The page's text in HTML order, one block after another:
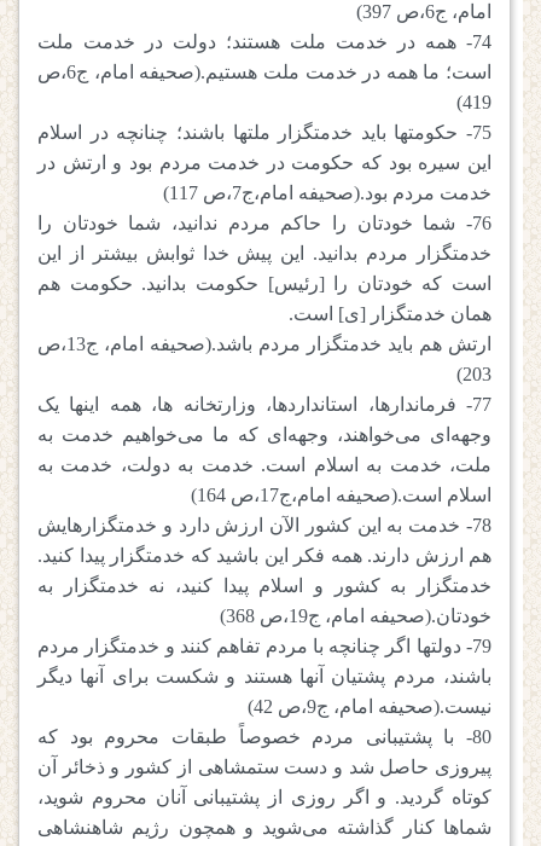
امام، ج6،ص 397)
74- همه در خدمت ملت هستند؛ دولت در خدمت ملت
است؛ ما همه در خدمت ملت هستیم.(صحیفه امام، ج6،ص
419)
75- حکومتها باید خدمتگزار ملتها باشند؛ چنانچه در اسلام
این سیره بود که حکومت در خدمت مردم بود و ارتش در
خدمت مردم بود.(صحیفه امام،ج7،ص 117)
76- شما خودتان را حاکم مردم ندانید، شما خودتان را
خدمتگزار مردم بدانید. این پیش خدا ثوابش بیشتر از این
است که خودتان را [رئیس] حکومت بدانید. حکومت هم
همان خدمتگزار [ی] است.
ارتش هم باید خدمتگزار مردم باشد.(صحیفه امام، ج13،ص
203)
77- فرماندارها، استانداردها، وزارتخانه ها، همه اینها یک
وجهه‌ای می‌خواهند، وجهه‌ای که ما می‌خواهیم خدمت به
ملت، خدمت به اسلام است. خدمت به دولت، خدمت به
اسلام است.(صحیفه امام،ج17،ص 164)
78- خدمت به این کشور الآن ارزش دارد و خدمتگزارهایش
هم ارزش دارند. همه فکر این باشید که خدمتگزار پیدا کنید.
خدمتگزار به کشور و اسلام پیدا کنید، نه خدمتگزار به
خودتان.(صحیفه امام، ج19،ص 368)
79- دولتها اگر چنانچه با مردم تفاهم کنند و خدمتگزار مردم
باشند، مردم پشتیان آنها هستند و شکست برای آنها دیگر
نیست.(صحیفه امام، ج9،ص 42)
80- با پشتیبانی مردم خصوصاً طبقات محروم بود که
پیروزی حاصل شد و دست ستمشاهی از کشور و ذخائر آن
کوتاه گردید. و اگر روزی از پشتیبانی آنان محروم شوید،
شماها کنار گذاشته می‌شوید و همچون رژیم شاهنشاهی